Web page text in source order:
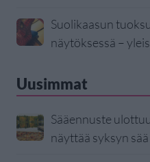
Suolikaasun
näytöksessä –
Uusimmat
Sääennuste
näyttää syksyn sää